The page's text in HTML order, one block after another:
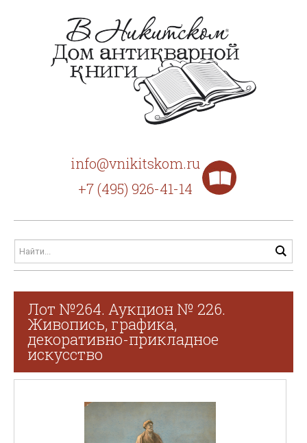
info@vnikitskom.ru
+7 (495) 926-41-14
Лот №264. Аукцион № 226.
Живопись, графика,
декоративно-прикладное
искусство